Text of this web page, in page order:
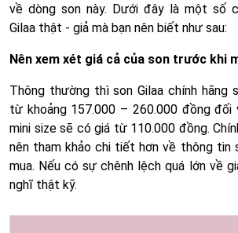
về dòng son này. Dưới đây là một số
Gilaa thật - giả mà bạn nên biết như sau:
Nên xem xét giá cả của son trước khi
Thông thường thì son Gilaa chính hãng
từ khoảng 157.000 – 260.000 đồng
mini size sẽ có giá từ 110.000 đồng.
nên tham khảo chi tiết hơn về thông tin
mua. Nếu có sự chênh lệch quá lớn về
nghĩ thật kỹ.